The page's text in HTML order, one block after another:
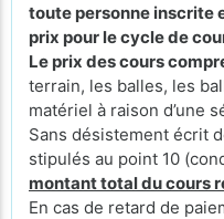
toute personne inscrite
prix pour le cycle de
Le prix des cours
terrain, les balles, les
matériel à raison d’une
Sans désistement écrit
stipulés au point 10
montant total du cours
En cas de retard de